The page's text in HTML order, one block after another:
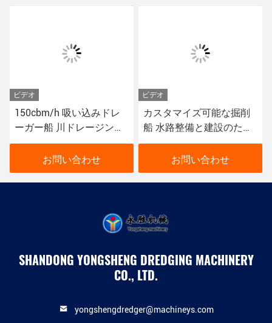
ビデオ
150cbm/h 吸い込みドレ
ーガー船 川ドレージング
マシンに使用される赤色
お問い合わせ
ビデオ
カスタマイズ可能な掘削
船 水路整備と建設のため
の赤色 水力システム
お問い合わせ
SHANDONG YONGSHENG DREDGING MACHINERY
CO., LTD.
yongshengdredger@machineys.com